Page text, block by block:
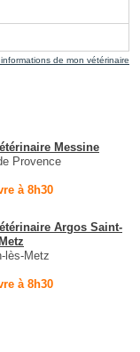
de mon vétérinaire
Messine
Provence
à 8h30
Argos Saint-
lès-Metz
à 8h30